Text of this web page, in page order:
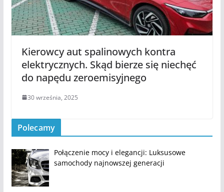
Kierowcy aut spalinowych kontra
elektrycznych. Skąd bierze się niechęć
do napędu zeroemisyjnego
30 września, 2025
Polecamy
Połączenie mocy i elegancji: Luksusowe
samochody najnowszej generacji